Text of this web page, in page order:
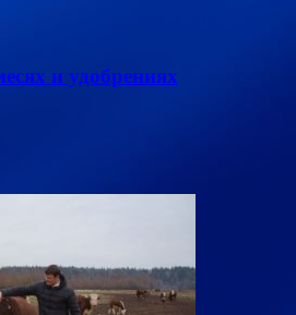
и удобрениях